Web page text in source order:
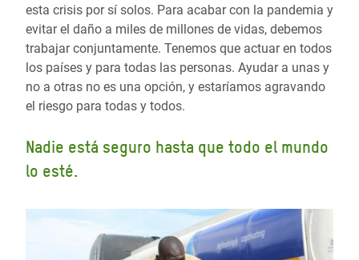
esta crisis por sí solos. Para acabar con la pandemia y
evitar el daño a miles de millones de vidas, debemos
trabajar conjuntamente. Tenemos que actuar en todos
los países y para todas las personas. Ayudar a unas y
no a otras no es una opción, y estaríamos agravando
el riesgo para todas y todos.
Nadie está seguro hasta que todo el mundo
lo esté.